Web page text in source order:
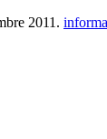
2011 .